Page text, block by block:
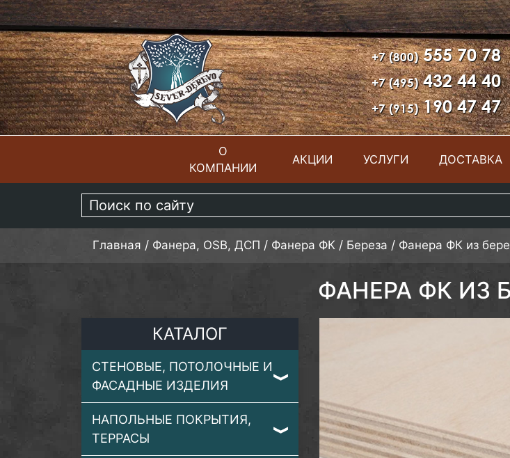
+7 (800)555 70 78
+7 (495)432 44 40
+7 (915)190 47 47
ГЛАВНАЯ
О
КОМПАНИИ
АКЦИИ УСЛУГИ ДОСТАВКА
Главная / Фанера, OSB, ДСП / Фанера ФК / Береза / Фанера ФК из
ФАНЕРА ФК ИЗ
КАТАЛОГ
СТЕНОВЫЕ, ПОТОЛОЧНЫЕ И
ФАСАДНЫЕ ИЗДЕЛИЯ
НАПОЛЬНЫЕ ПОКРЫТИЯ,
ТЕРРАСЫ